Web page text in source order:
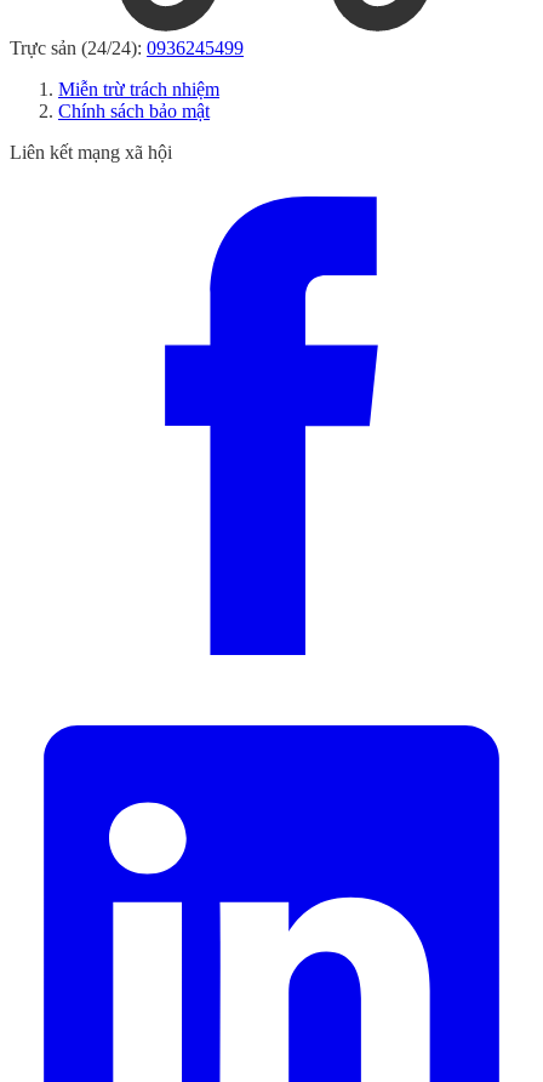
Trực sản (24/24): 0936245499
Miễn trừ trách nhiệm
Chính sách bảo mật
Liên kết mạng xã hội